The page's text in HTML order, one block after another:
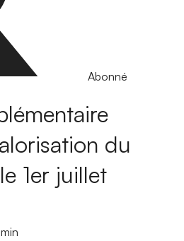
Abonné
du
1er juillet